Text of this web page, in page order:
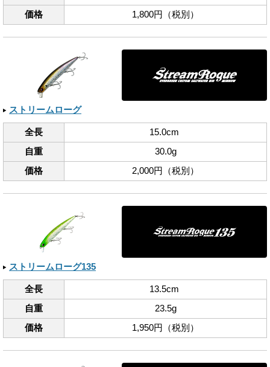
価格
1,800円（税別）
ストリームローグ
全長
15.0cm
自重
30.0g
価格
2,000円（税別）
ストリームローグ135
全長
13.5cm
自重
23.5g
価格
1,950円（税別）